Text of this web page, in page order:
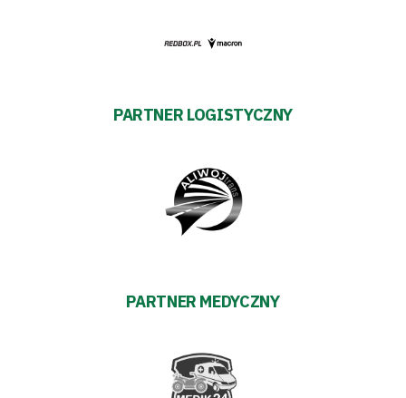
PARTNER LOGISTYCZNY
PARTNER MEDYCZNY